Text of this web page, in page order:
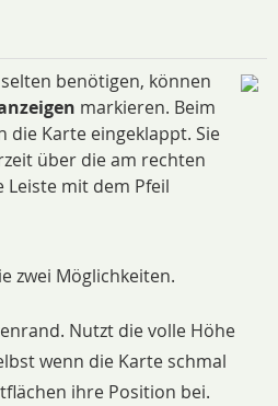
benötigen, können
markieren. Beim
Karte eingeklappt. Sie
über die am rechten
mit dem Pfeil
zwei Möglichkeiten.
Nutzt die volle Höhe
wenn die Karte schmal
ihre Position bei.